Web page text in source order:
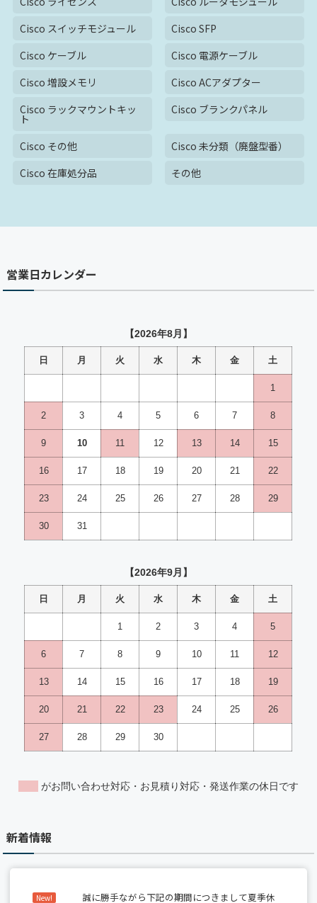
Cisco スイッチモジュール
Cisco SFP
Cisco ケーブル
Cisco 電源ケーブル
Cisco 増設メモリ
Cisco ACアダプター
Cisco ラックマウントキッ
ト
Cisco ブランクパネル
Cisco その他
Cisco 未分類（廃盤型番）
Cisco 在庫処分品
その他
営業日カレンダー
新着情報
New!
誠に勝手ながら下記の期間につきまして夏季休